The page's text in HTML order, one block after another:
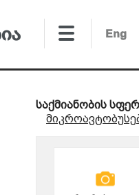
საქმიანობის